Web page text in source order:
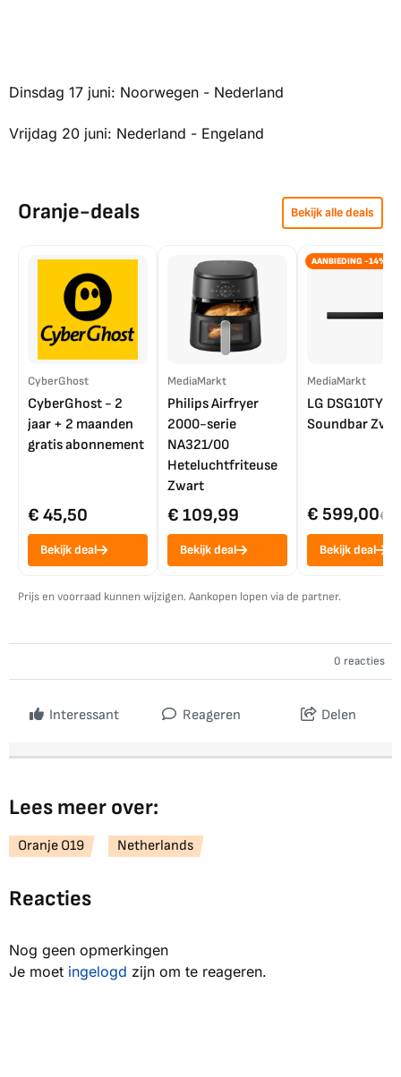
Dinsdag 17 juni: Noorwegen - Nederland
Vrijdag 20 juni: Nederland - Engeland
Oranje-deals Bekijk alle deals
CyberGhost
CyberGhost - 2
jaar + 2 maanden
gratis abonnement
€ 45,50
Bekijk deal
MediaMarkt
Philips Airfryer
2000-serie
NA321/00
Heteluchtfriteuse
Zwart
€ 109,99
Bekijk deal
AANBIEDING -14%
MediaMarkt
LG DSG10TY
Soundbar
€ 599,00€
Bekijk deal
Prijs en voorraad kunnen wijzigen. Aankopen lopen via de partner.
0 reacties
Interessant Reageren Delen
Lees meer over:
Oranje O19 Netherlands
Reacties
Nog geen opmerkingen
Je moet ingelogd zijn om te reageren.